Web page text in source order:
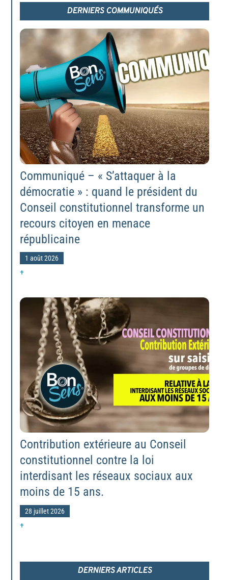
DERNIERS COMMUNIQUÉS
Communiqué – « S’attaquer à la
démocratie » : quand le président du
Conseil constitutionnel transforme un
recours citoyen en menace
républicaine
1 août 2026
+
Contribution extérieure au Conseil
constitutionnel contre la loi
interdisant les réseaux sociaux aux
moins de 15 ans.
28 juillet 2026
+
DERNIERS ARTICLES